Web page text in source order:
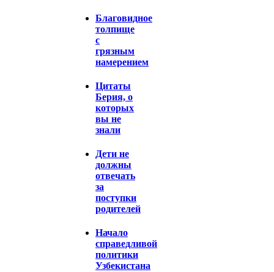
Благовидное
толпище
с
грязным
намерением
Цитаты
Берия, о
которых
вы не
знали
Дети не
должны
отвечать
за
поступки
родителей
Начало
справедливой
политики
Узбекистана